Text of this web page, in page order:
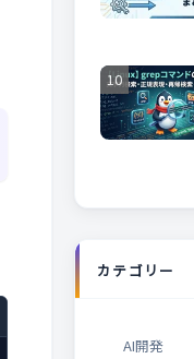
カテゴリー
AI開発